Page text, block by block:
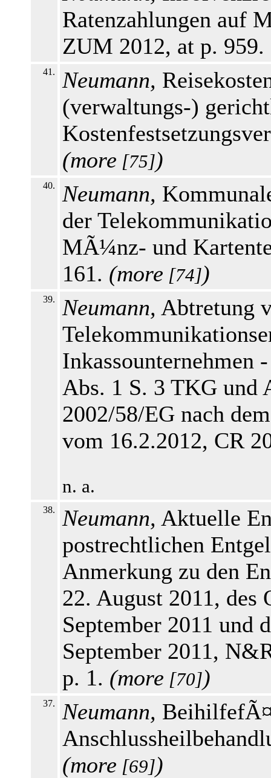
Ratenzahlungen auf
ZUM 2012, at p. 959.
41. Neumann,
(verwaltungs-)
(more [75])
40. Neumann,
der
MÃ¼nz- und
161. (more [74])
39. Neumann, Abtretung
Inkassounternehmen
Abs. 1 S. 3 TKG und
2002/58/EG nach
vom 16.2.2012, CR
n. a.
38. Neumann, Aktuelle
postrechtlichen
Anmerkung zu den
22. August 2011,
September 2011 und
September 2011,
p. 1. (more [70])
37. Neumann,
(more [69])